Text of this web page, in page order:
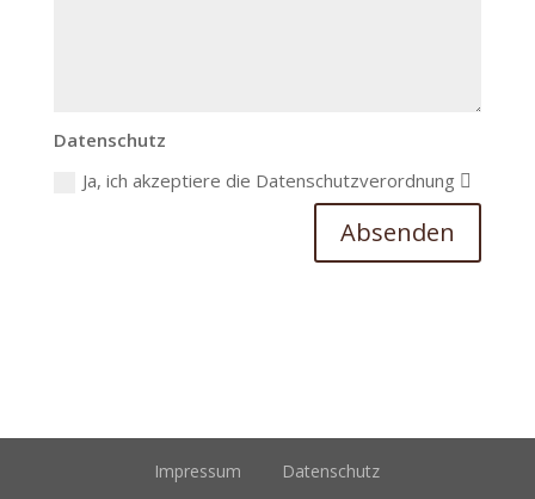
Datenschutz
Ja, ich akzeptiere die Datenschutzverordnung
Absenden
Impressum Datenschutz